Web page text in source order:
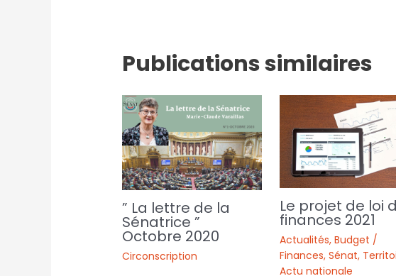
Publications similaires
” La lettre de la
Sénatrice ”
Octobre 2020
Circonscription
Le projet de loi
finances 2021
Actualités, Budget /
Finances, Sénat,
Actu nationale